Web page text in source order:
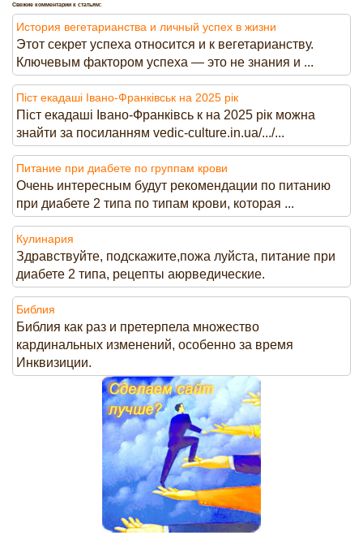
Свежие комментарии к статьям:
История вегетарианства и личный успех в жизни
Этот секрет успеха относится и к вегетарианству.
Ключевым фактором успеха — это не знания и ...
Піст екадаші Івано-Франківськ на 2025 рік
Піст екадаші Івано-Франківсь к на 2025 рік можна
знайти за посиланням vedic-culture.in.ua/.../...
Питание при диабете по группам крови
Очень интересным будут рекомендации по питанию
при диабете 2 типа по типам крови, которая ...
Кулинария
Здравствуйте, подскажите,пожа луйста, питание при
диабете 2 типа, рецепты аюрведические.
Библия
Библия как раз и претерпела множество
кардинальных изменений, особенно за время
Инквизиции.